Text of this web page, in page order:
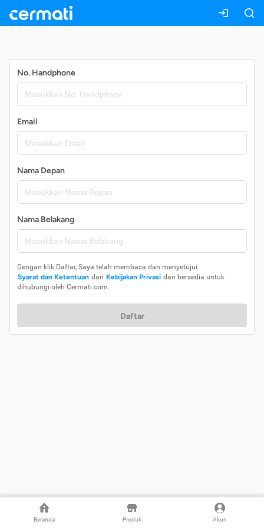
Beranda Produk Akun
No. Handphone
Email
Nama Depan
Nama Belakang
Dengan klik Daftar, Saya telah membaca dan menyetujui
Syarat dan Ketentuan dan Kebijakan Privasi dan bersedia untuk
dihubungi oleh Cermati.com.
Daftar